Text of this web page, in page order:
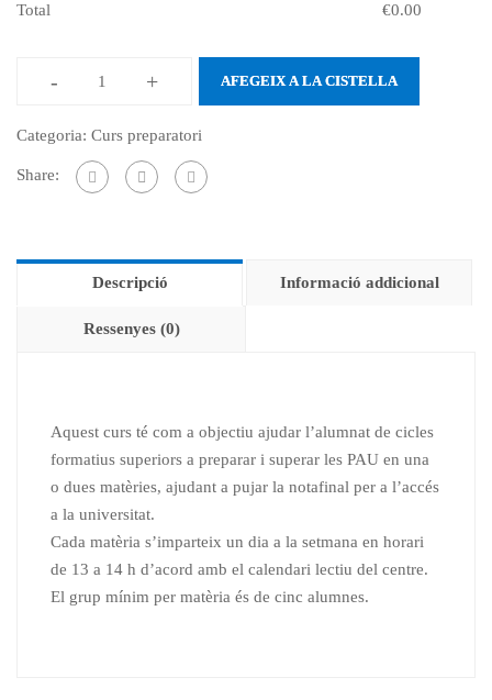
Total €0.00
-
quantitat
Curs
preparatori
per
a
PAU
+ AFEGEIX A LA CISTELLA
Categoria: Curs preparatori
Share:
Descripció Informació addicional
Ressenyes (0)
Aquest curs té com a objectiu ajudar l’alumnat de cicles
formatius superiors a preparar i superar les PAU en una
o dues matèries, ajudant a pujar la notafinal per a l’accés
a la universitat.
Cada matèria s’imparteix un dia a la setmana en horari
de 13 a 14 h d’acord amb el calendari lectiu del centre.
El grup mínim per matèria és de cinc alumnes.